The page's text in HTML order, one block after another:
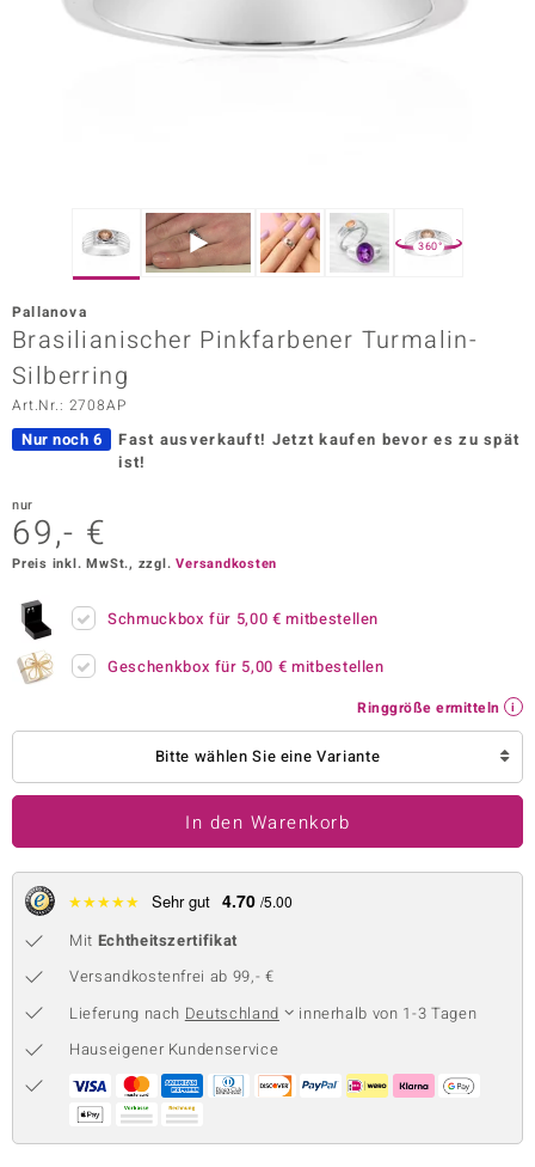
Vogue
Collection
360°
Pallanova
Brasilianischer Pinkfarbener Turmalin-
Silberring
Art.Nr.: 2708AP
Nur noch 6 Fast ausverkauft! Jetzt kaufen bevor es zu spät
ist!
nur
69,- €
Preis inkl. MwSt., zzgl.Versandkosten
Schmuckbox für 5,00 € mitbestellen
Geschenkbox für 5,00 € mitbestellen
Ringgröße ermitteln
Bitte wählen Sie eine Variante
In den Warenkorb
★★★★★ Sehr gut 4.70 /5.00
Mit Echtheitszertifikat
Versandkostenfrei ab 99,- €
Lieferung nach Deutschland
innerhalb von 1-3 Tagen
Hauseigener Kundenservice